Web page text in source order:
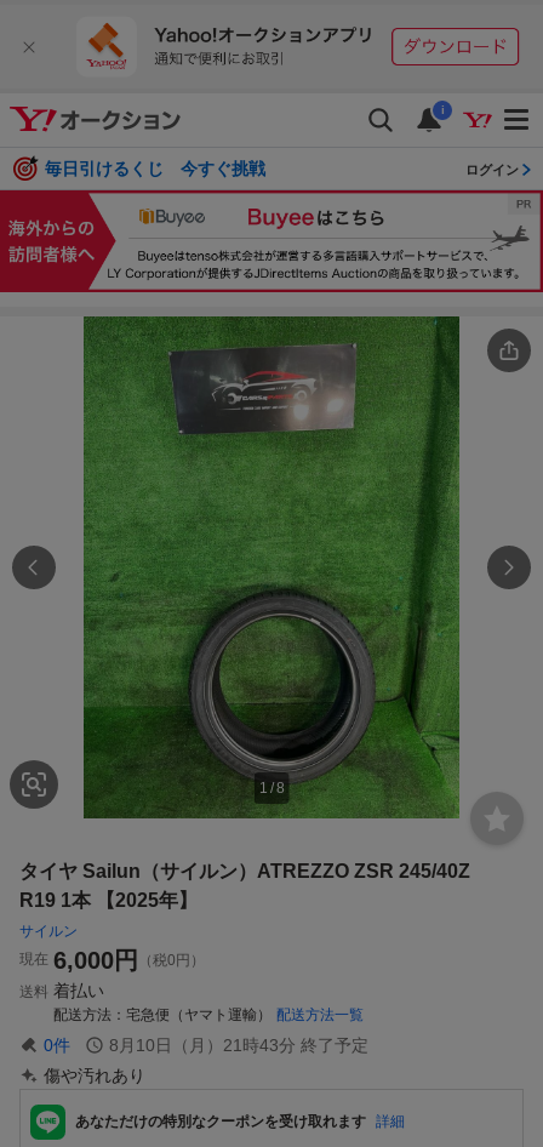
i
毎日引けるくじ 今すぐ挑戦 ログイン
1 /8
タイヤ Sailun（サイルン）ATREZZO ZSR 245/40Z
R19 1本 【2025年】
サイルン
現在 6,000円
（税0円）
送料 着払い
配送方法 宅急便（ヤマト運輸） 配送方法一覧
0件 8月10日（月）21時43分 終了予定
傷や汚れあり
あなただけの特別なクーポンを受け取れます 詳細